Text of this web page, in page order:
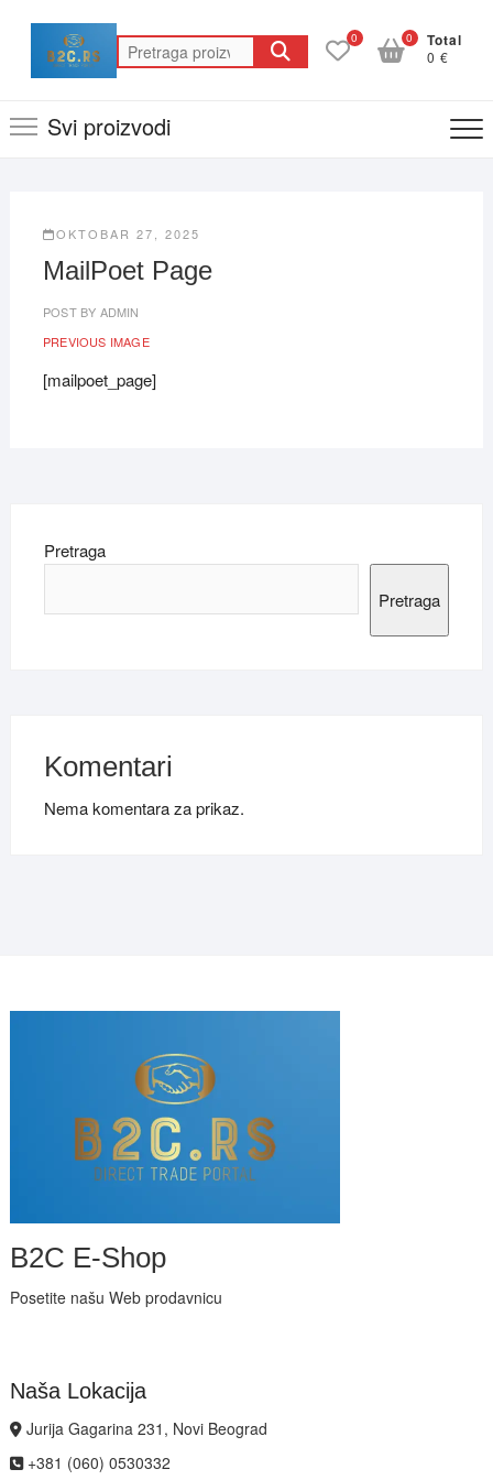
content
Pretraga
za:
0 Total
0 €
0
Svi proizvodi
OKTOBAR 27, 2025
MailPoet Page
POST BY ADMIN
PREVIOUS IMAGE
[mailpoet_page]
Pretraga
Pretraga
Komentari
Nema komentara za prikaz.
B2C E-Shop
Posetite našu Web prodavnicu
Naša Lokacija
Jurija Gagarina 231, Novi Beograd
+381 (060) 0530332